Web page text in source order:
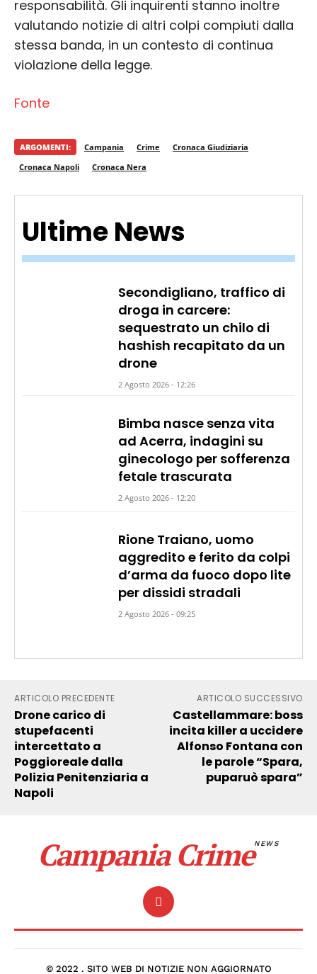
Ultime News
Secondigliano, traffico di
droga in carcere:
sequestrato un chilo di
hashish recapitato da un
drone
2 Agosto 2026 - 12:26
Bimba nasce senza vita
ad Acerra, indagini su
ginecologo per sofferenza
fetale trascurata
2 Agosto 2026 - 12:20
Rione Traiano, uomo
aggredito e ferito da colpi
d’arma da fuoco dopo lite
per dissidi stradali
2 Agosto 2026 - 09:25
responsabilità. Gli inquirenti stanno inoltre
valutando notizie di altri colpi compiuti dalla
stessa banda, in un contesto di continua
violazione della legge.
Fonte
ARGOMENTI: Campania Crime
Cronaca Giudiziaria
Cronaca Napoli
Cronaca Nera
ARTICOLO PRECEDENTE
Drone carico di
stupefacenti
intercettato a
Poggioreale dalla
Polizia Penitenziaria a
Napoli
ARTICOLO SUCCESSIVO
Castellammare: boss
incita killer a uccidere
Alfonso Fontana con
le parole “Spara,
puparuò spara”
Campania CrimeNEWS
© 2022 . SITO WEB DI NOTIZIE NON AGGIORNATO